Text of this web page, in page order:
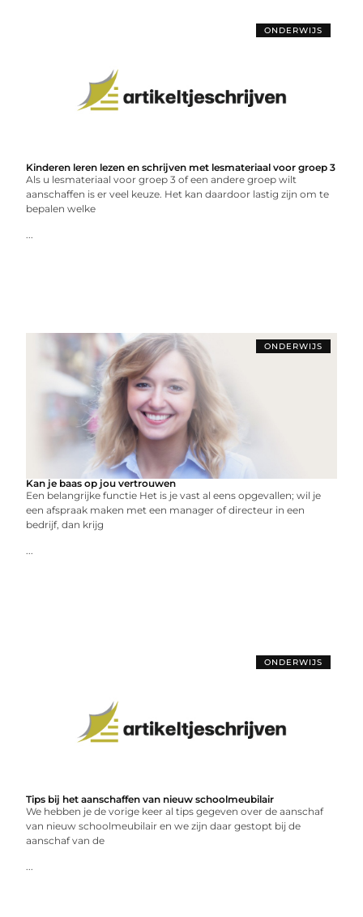
ONDERWIJS
Kinderen leren lezen en schrijven met lesmateriaal voor groep 3
Als u lesmateriaal voor groep 3 of een andere groep wilt
aanschaffen is er veel keuze. Het kan daardoor lastig zijn om te
bepalen welke
...
ONDERWIJS
Kan je baas op jou vertrouwen
Een belangrijke functie Het is je vast al eens opgevallen; wil je
een afspraak maken met een manager of directeur in een
bedrijf, dan krijg
...
ONDERWIJS
Tips bij het aanschaffen van nieuw schoolmeubilair
We hebben je de vorige keer al tips gegeven over de aanschaf
van nieuw schoolmeubilair en we zijn daar gestopt bij de
aanschaf van de
...